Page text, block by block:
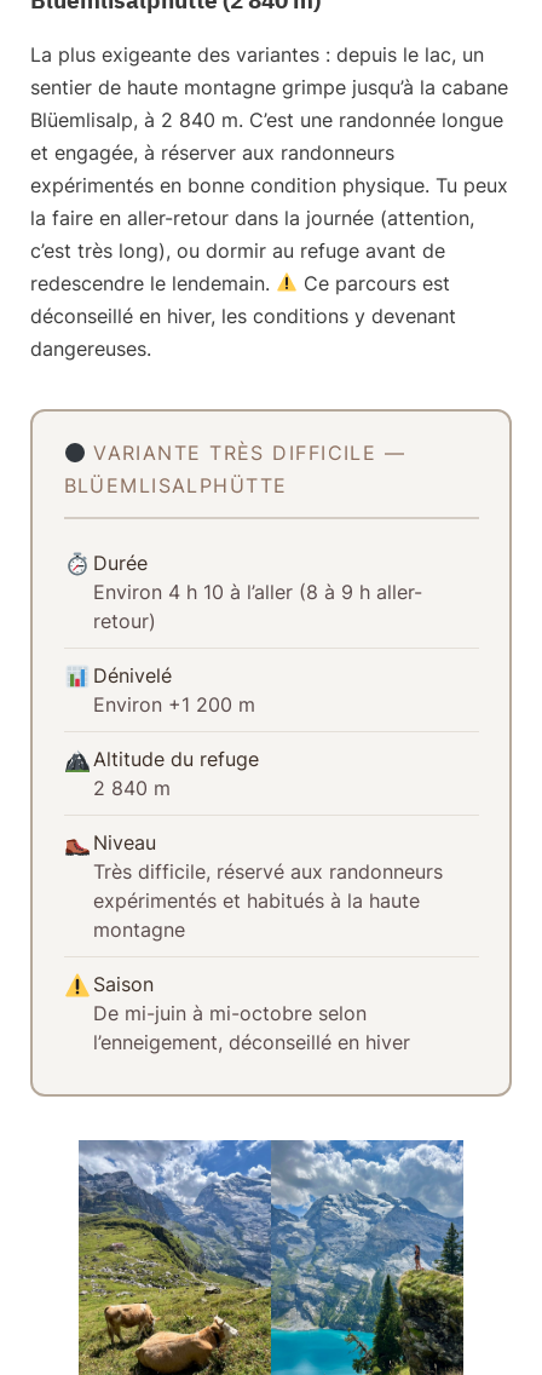
La plus exigeante des variantes : depuis le lac, un
sentier de haute montagne grimpe jusqu’à la cabane
Blüemlisalp, à 2 840 m. C’est une randonnée longue
et engagée, à réserver aux randonneurs
expérimentés en bonne condition physique. Tu peux
la faire en aller-retour dans la journée (attention,
c’est très long), ou dormir au refuge avant de
redescendre le lendemain.
Ce parcours est
déconseillé en hiver, les conditions y devenant
dangereuses.
VARIANTE TRÈS DIFFICILE —
BLÜEMLISALPHÜTTE
Durée
Environ 4 h 10 à l’aller (8 à 9 h aller-
retour)
Dénivelé
Environ +1 200 m
Altitude du refuge
2 840 m
Niveau
Très difficile, réservé aux randonneurs
expérimentés et habitués à la haute
montagne
Saison
De mi-juin à mi-octobre selon
l’enneigement, déconseillé en hiver